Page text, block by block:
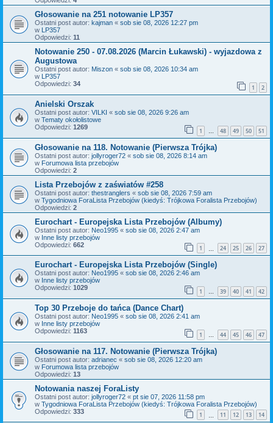
Głosowanie na 251 notowanie LP357
Ostatni post autor: kajman « sob sie 08, 2026 12:27 pm
w
LP357
Odpowiedzi: 11
Notowanie 250 - 07.08.2026 (Marcin Łukawski) - wyjazdowa z
Augustowa
Ostatni post autor: Miszon « sob sie 08, 2026 10:34 am
w
LP357
Odpowiedzi: 34 1 2
Anielski Orszak
Ostatni post autor: VILKI « sob sie 08, 2026 9:26 am
w Tematy okołolistowe
Odpowiedzi: 1269 1 … 48 49 50 51
Głosowanie na 118. Notowanie (Pierwsza Trójka)
Ostatni post autor: jollyroger72 « sob sie 08, 2026 8:14 am
w Forumowa lista przebojów
Odpowiedzi: 2
Lista Przebojów z zaświatów #258
Ostatni post autor: thestranglers « sob sie 08, 2026 7:59 am
w Tygodniowa ForaLista Przebojów (kiedyś: Trójkowa Foralista Przebojów)
Odpowiedzi: 2
Eurochart - Europejska Lista Przebojów (Albumy)
Ostatni post autor: Neo1995 « sob sie 08, 2026 2:47 am
w Inne listy przebojów
Odpowiedzi: 662 1 24 25 26 27
Eurochart - Europejska Lista Przebojów (Single)
Ostatni post autor: Neo1995 « sob sie 08, 2026 2:46 am
w Inne listy przebojów
Odpowiedzi: 1029 1 … 39 40 41 42
Top 30 Przeboje do tańca (Dance Chart)
Ostatni post autor: Neo1995 « sob sie 08, 2026 2:41 am
w Inne listy przebojów
Odpowiedzi: 1163 1 … 44 45 46 47
Głosowanie na 117. Notowanie (Pierwsza Trójka)
Ostatni post autor: adrianec « sob sie 08, 2026 12:20 am
w Forumowa lista przebojów
Odpowiedzi: 13
Notowania naszej ForaListy
Ostatni post autor: jollyroger72 « pt sie 07, 2026 11:58 pm
w Tygodniowa ForaLista Przebojów (kiedyś: Trójkowa Foralista Przebojów)
Odpowiedzi: 333 1 11 12 13 14